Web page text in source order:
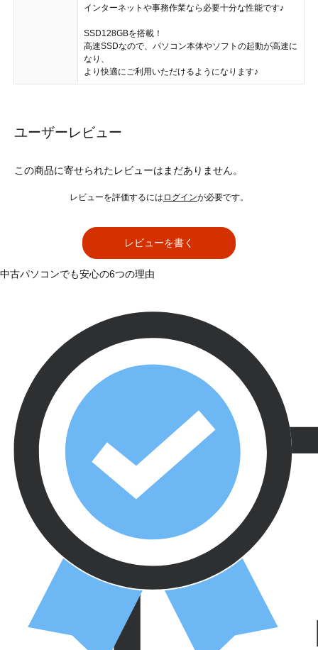
インターネットや事務作業なら必要十分な性能です♪
SSD128GBを搭載！
高速SSDなので、パソコン本体やソフトの起動が高速に
なり、
より快適にご利用いただけるようになります♪
ユーザーレビュー
この商品に寄せられたレビューはまだありません。
レビューを評価するには ログインが必要です。
レビューを書く
中古パソコンでも安心の6つの理由